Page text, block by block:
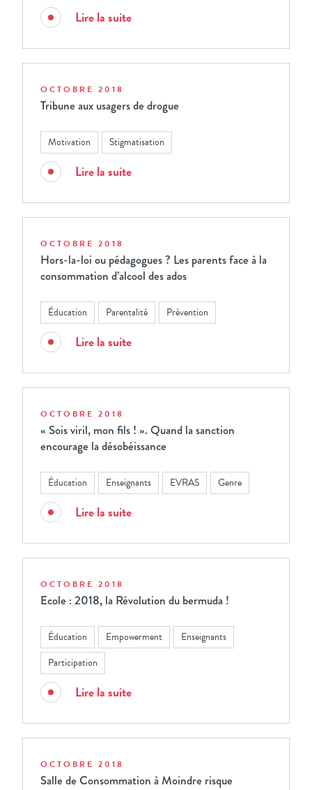
Lire la suite
OCTOBRE 2018
Tribune aux usagers de drogue
Motivation Stigmatisation
Lire la suite
OCTOBRE 2018
Hors-la-loi ou pédagogues ? Les parents face à la
consommation d’alcool des ados
Éducation Parentalité Prévention
Lire la suite
OCTOBRE 2018
« Sois viril, mon fils ! ». Quand la sanction
encourage la désobéissance
Éducation Enseignants EVRAS Genre
Lire la suite
OCTOBRE 2018
Ecole : 2018, la Révolution du bermuda !
Éducation Empowerment
Enseignants
Participation
Lire la suite
OCTOBRE 2018
Salle de Consommation à Moindre risque